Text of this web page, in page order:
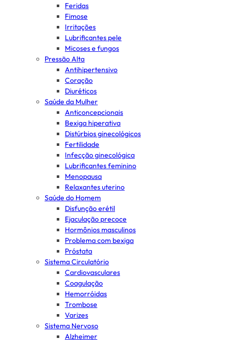
Feridas
Fimose
Irritações
Lubrificantes pele
Micoses e fungos
Pressão Alta
Antihipertensivo
Coração
Diuréticos
Saúde da Mulher
Anticoncepcionais
Bexiga hiperativa
Distúrbios ginecológicos
Fertilidade
Infecção ginecológica
Lubrificantes feminino
Menopausa
Relaxantes uterino
Saúde do Homem
Disfunção erétil
Ejaculação precoce
Hormônios masculinos
Problema com bexiga
Próstata
Sistema Circulatório
Cardiovasculares
Coagulação
Hemorróidas
Trombose
Varizes
Sistema Nervoso
Alzheimer